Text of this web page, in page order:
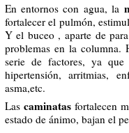
En entornos con agua, la
fortalecer el pulmón,
Y el buceo , aparte de
problemas en la columna.
serie de factores, ya que
hipertensión, arritmias,
asma,etc.
Las caminatasfortalecen
estado de ánimo, bajan el